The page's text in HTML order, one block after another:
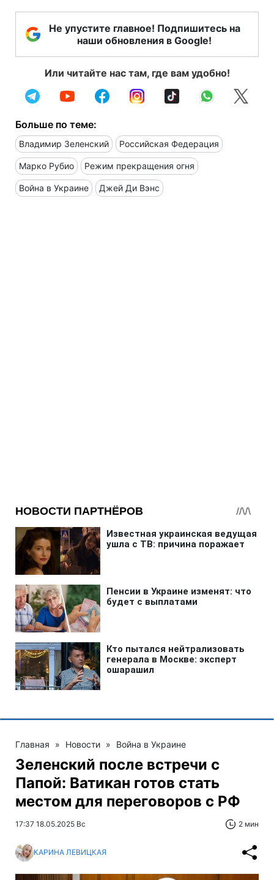
Не упустите главное! Подпишитесь на
наши обновления в Google!
Или читайте нас там, где вам удобно!
Больше по теме:
Владимир Зеленский Российская Федерация
Марко Рубио Режим прекращения огня
Война в Украине Джей Ди Вэнс
Главная » Новости » Война в Украине
Зеленский после встречи с
Папой: Ватикан готов стать
местом для переговоров с РФ
17:37 18.05.2025 Вс 2 мин
КАРИНА ЛЕВИЦКАЯ